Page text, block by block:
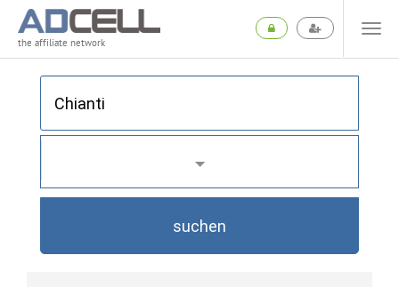
the affiliate network
suchen